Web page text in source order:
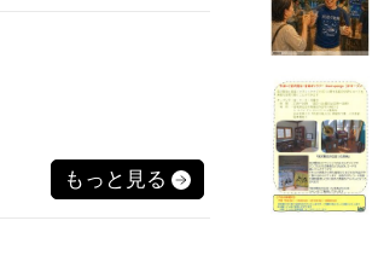
もっと見る